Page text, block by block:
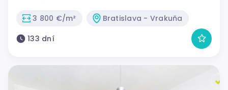
3 800 €/m²
Bratislava - Vrakuňa
133 dní